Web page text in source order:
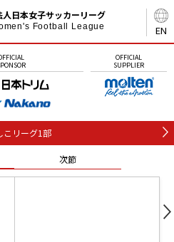
EN
日本女子サッカーリーグ
Football League
OFFICIAL
SUPPLIER
こリーグ1部
次節